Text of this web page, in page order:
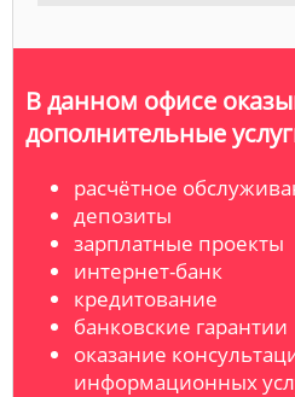
В данном офисе
дополнительные
расчётное
депозиты
зарплатные проекты
интернет-банк
кредитование
банковские гарантии
оказание
информационных